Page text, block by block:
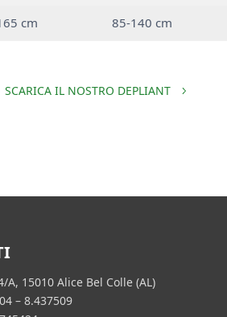
cm 85-140 cm
SCARICA IL NOSTRO DEPLIANT
A, 15010 Alice Bel Colle (AL)
– 8.437509